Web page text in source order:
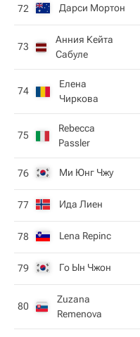
72 Дарси Мортон
73
Анния Кейта
Сабуле
74
Елена
Чиркова
75
Rebecca
Passler
76 Ми Юнг Чжу
77 Ида Лиен
78 Lena Repinc
79 Го Ын Чжон
80
Zuzana
Remenova